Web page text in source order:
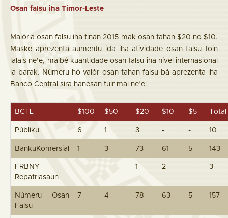
Osan falsu iha Timor-Leste
Maiória osan falsu iha tinan 2015 mak osan tahan $20 no $10.
Maske aprezenta aumentu ida iha atividade osan falsu foin
lalais ne’e, maibé kuantidade osan falsu iha nível internasional
la barak. Númeru hó valór osan tahan falsu bá aprezenta iha
Banco Central sira hanesan tuir mai ne’e:
BCTL $100 $50 $20 $10 $5 Total
Públiku 6 1 3 - - 10
BankuKomersial 1 3 73 61 5 143
FRBNY -
Repatriasaun
- - 1 2 - 3
Númeru Osan
Falsu
7 4 78 63 5 157